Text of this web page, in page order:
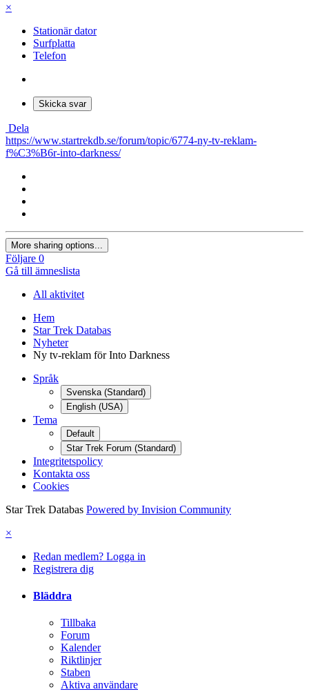
×
Stationär dator
Surfplatta
Telefon
Skicka svar
Dela
https://www.startrekdb.se/forum/topic/6774-ny-tv-reklam-
f%C3%B6r-into-darkness/
More sharing options...
Följare 0
Gå till ämneslista
All aktivitet
Hem
Star Trek Databas
Nyheter
Ny tv-reklam för Into Darkness
Språk
Svenska (Standard)
English (USA)
Tema
Default
Star Trek Forum (Standard)
Integritetspolicy
Kontakta oss
Cookies
Star Trek Databas Powered by Invision Community
×
Redan medlem? Logga in
Registrera dig
Bläddra
Tillbaka
Forum
Kalender
Riktlinjer
Staben
Aktiva användare